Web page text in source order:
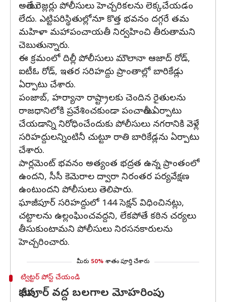
అయితే రెజ్లర్లు పోలీసులు హెచ్చరికలను లెక్కచేయడం
లేదు. ఎట్టిపరిస్థితుల్లోనూ కొత్త భవనం దగ్గరే తమ
మహిళా మహాపంచాయతీ నిర్వహించి తీరుతామని
చెబుతున్నారు.
ఈ క్రమంలో దిల్లీ పోలీసులు మౌలానా ఆజాద్ రోడ్,
ఐటీఓ రోడ్, ఇతర సరిహద్దు ప్రాంతాల్లో బారికేడ్లు
ఏర్పాటు చేశారు.
పంజాబ్, హర్యానా రాష్ట్రాలకు చెందిన రైతులను
రాజధానిలోకి ప్రవేశించకుండా పంచాయితీ ఏర్పాటు
చేయడాన్ని నిరోధించేందుకు పోలీసులు నగరానికి వెళ్లే
సరిహద్దులన్నింటినీ చుట్టూ రాతి బారికేడ్లను ఏర్పాటు
చేశారు.
పార్లమెంట్ భవనం అత్యంత భద్రత ఉన్న ప్రాంతంలో
ఉందని, సీసీ కెమెరాల ద్వారా నిరంతర పర్యవేక్షణ
ఉంటుందని పోలీసులు తెలిపారు.
ఘాజీపూర్ సరిహద్దులో 144 సెక్షన్ విధించినట్లు,
చట్టాలను ఉల్లంఘించవద్దని, లేకపోతే కఠిన చర్యలు
తీసుకుంటామని పోలీసులు నిరసనకారులను
హెచ్చరించారు.
మీరు 50% శాతం పూర్తి చేశారు
ట్విట్టర్ పోస్ట్ చేయండి
ఘాజీపూర్ వద్ద బలగాల మోహరింపు